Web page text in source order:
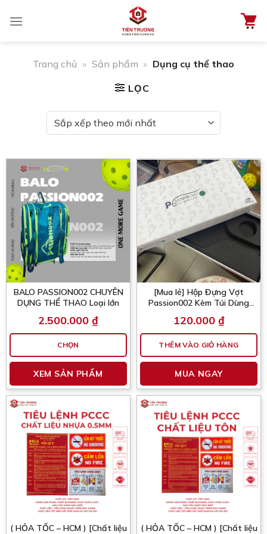
đến
Trang chủ » Sản phẩm » Dụng cụ thể thao
LỌC
BALO PASSION002 CHUYÊN
DỤNG THỂ THAO Loại lớn
2.500.000 ₫
CHỌN
XEM SẢN PHẨM
Sản
này
có
nhiều
chọn
có
chọn
[Mua lẻ] Hộp Đựng Vợt
Passion002 Kèm Túi Dùng
120.000 ₫
THÊM VÀO GIỎ HÀNG
MUA NGAY
( HỎA TỐC – HCM ) [Chất liệu
( HỎA TỐC – HCM ) [Chất liệu